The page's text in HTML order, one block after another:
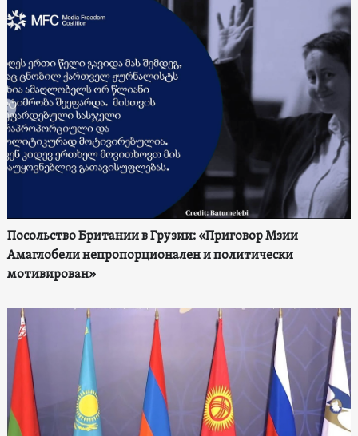
Посольство Британии в Грузии: «Приговор Мзии
Амаглобели непропорционален и политически
мотивирован»